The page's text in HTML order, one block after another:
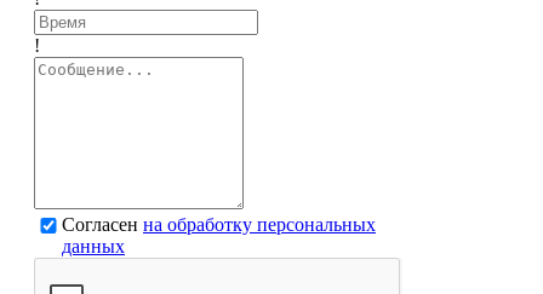
!
Согласен на обработку персональных
данных